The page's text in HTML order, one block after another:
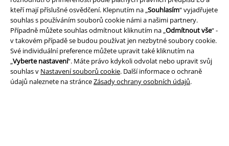
kteří mají příslušné osvědčení. Klepnutím na „Souhlasím“ vyjadřujete
souhlas s používáním souborů cookie námi a našimi partnery.
Případně můžete souhlas odmítnout kliknutím na „Odmítnout vše“ -
v takovém případě se budou používat jen nezbytné soubory cookie.
Své individuální preference můžete upravit také kliknutím na
„Vyberte nastavení“. Máte právo kdykoli odvolat nebo upravit svůj
souhlas v Nastavení souborů cookie. Další informace o ochraně
údajů naleznete na stránceZásady ochrany osobních údajů.
Podmínky
Prohlášení
Ochrana osobních údajů
Likvidace odpadu a ochrana životního prostředí